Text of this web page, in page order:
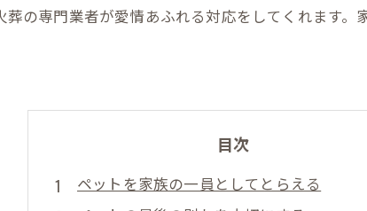
の専門業者が愛情あふれる対応をしてくれます
目次
ペットを家族の一員としてとらえる